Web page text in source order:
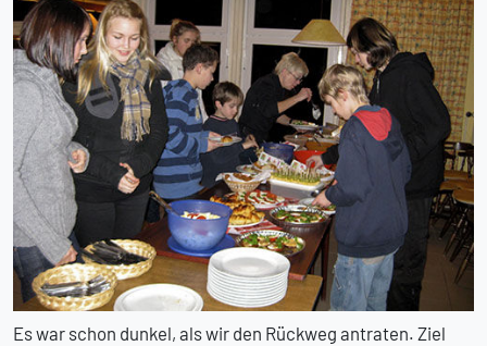
Es war schon dunkel, als wir den Rückweg antraten. Ziel